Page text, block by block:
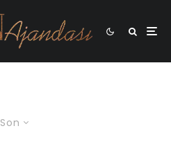
Son